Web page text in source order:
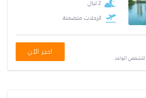
2 ليال
الرحلات متضمنة
للشخص الواحد
احجز الآن